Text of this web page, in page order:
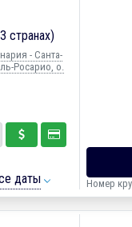
странах)
- Санта-
Росарио, о.
даты Номер